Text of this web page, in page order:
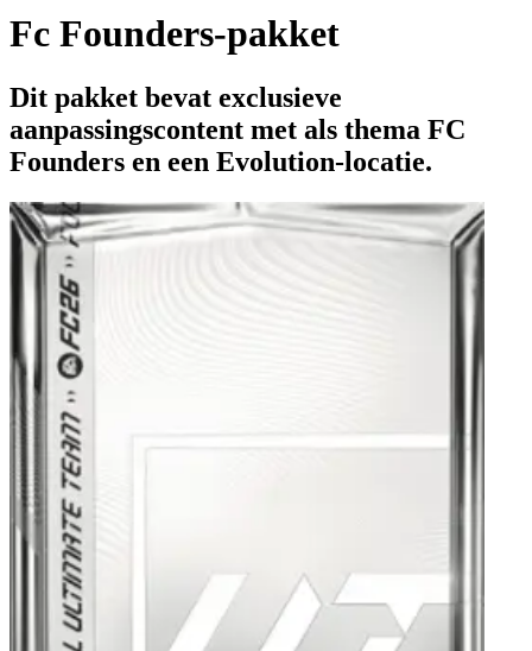
Fc Founders-pakket
Dit pakket bevat exclusieve
aanpassingscontent met als thema FC
Founders en een Evolution-locatie.